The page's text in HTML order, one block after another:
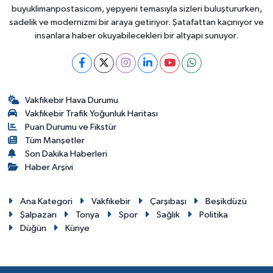
buyuklimanpostasicom, yepyeni temasıyla sizleri buluştururken,
sadelik ve modernizmi bir araya getiriyor. Şatafattan kaçınıyor ve
insanlara haber okuyabilecekleri bir altyapı sunuyor.
Vakfıkebir Hava Durumu
Vakfıkebir Trafik Yoğunluk Haritası
Puan Durumu ve Fikstür
Tüm Manşetler
Son Dakika Haberleri
Haber Arşivi
Ana Kategori Vakfıkebir Çarşıbaşı
Beşikdüzü
Şalpazarı
Tonya Spor Sağlık
Politika
Düğün
Künye